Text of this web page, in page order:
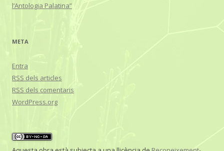
l’Antologia Palatina”
META
Entra
RSS dels articles
RSS dels comentaris
WordPress.org